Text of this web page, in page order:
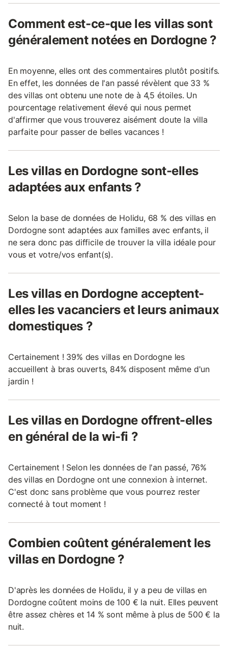
Comment est-ce-que les villas sont
généralement notées en Dordogne ?
En moyenne, elles ont des commentaires plutôt positifs.
En effet, les données de l'an passé révèlent que 33 %
des villas ont obtenu une note de à 4,5 étoiles. Un
pourcentage relativement élevé qui nous permet
d'affirmer que vous trouverez aisément doute la villa
parfaite pour passer de belles vacances !
Les villas en Dordogne sont-elles
adaptées aux enfants ?
Selon la base de données de Holidu, 68 % des villas en
Dordogne sont adaptées aux familles avec enfants, il
ne sera donc pas difficile de trouver la villa idéale pour
vous et votre/vos enfant(s).
Les villas en Dordogne acceptent-
elles les vacanciers et leurs animaux
domestiques ?
Certainement ! 39% des villas en Dordogne les
accueillent à bras ouverts, 84% disposent même d'un
jardin !
Les villas en Dordogne offrent-elles
en général de la wi-fi ?
Certainement ! Selon les données de l'an passé, 76%
des villas en Dordogne ont une connexion à internet.
C'est donc sans problème que vous pourrez rester
connecté à tout moment !
Combien coûtent généralement les
villas en Dordogne ?
D'après les données de Holidu, il y a peu de villas en
Dordogne coûtent moins de 100 € la nuit. Elles peuvent
être assez chères et 14 % sont même à plus de 500 € la
nuit.